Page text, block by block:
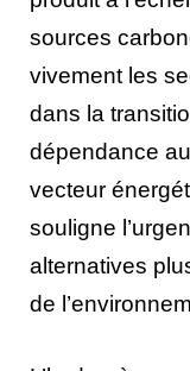
sources
vivement les
dans la
dépendance
vecteur
souligne
alternatives
de